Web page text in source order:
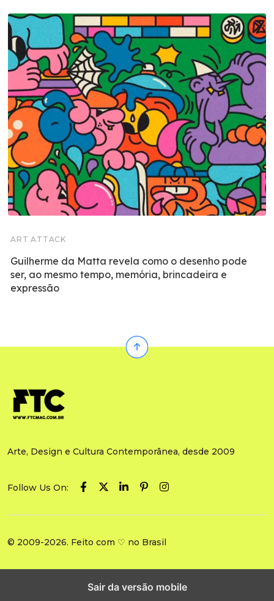
ART ATTACK
Guilherme da Matta revela como o desenho pode
ser, ao mesmo tempo, memória, brincadeira e
expressão
Arte, Design e Cultura Contemporânea, desde 2009
Follow Us On:
© 2009-2026. Feito com ♡ no Brasil
Sair da versão mobile